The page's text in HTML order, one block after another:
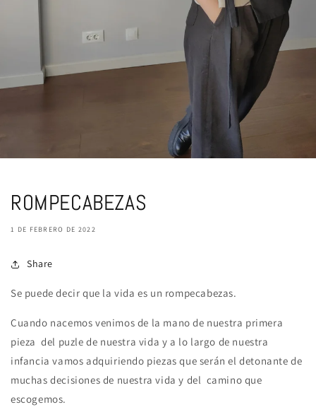
ROMPECABEZAS
1 DE FEBRERO DE 2022
Share
Se puede decir que la vida es un rompecabezas.
Cuando nacemos venimos de la mano de nuestra primera
pieza del puzle de nuestra vida y a lo largo de nuestra
infancia vamos adquiriendo piezas que serán el detonante de
muchas decisiones de nuestra vida y del camino que
escogemos.